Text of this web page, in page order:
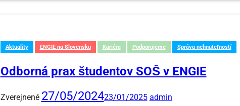
Aktuality ENGIE na Slovensku Kariéra Podporujeme Správa nehnuteľností
Odborná prax študentov SOŠ v ENGIE
Zverejnené 27/05/202423/01/2025 admin